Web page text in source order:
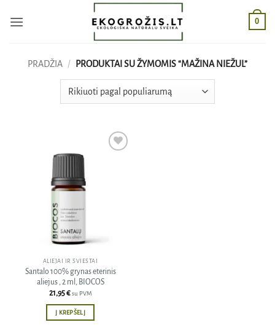
0
PRADŽIA / PRODUKTAI SU ŽYMOMIS “MAŽINA NIEŽUL”
ALIEJAI IR SVIESTAI
Santalo 100% grynas eterinis
aliejus , 2 ml, BIOCOS
21,95€ su PVM
Į KREPŠELĮ